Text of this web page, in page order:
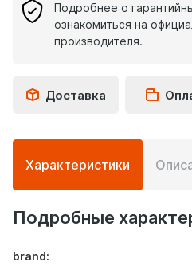
Подробнее о
ознакомиться на
производителя.
Доставка
Подробная
информация
о
товаре
Характеристики
Подробные
brand: